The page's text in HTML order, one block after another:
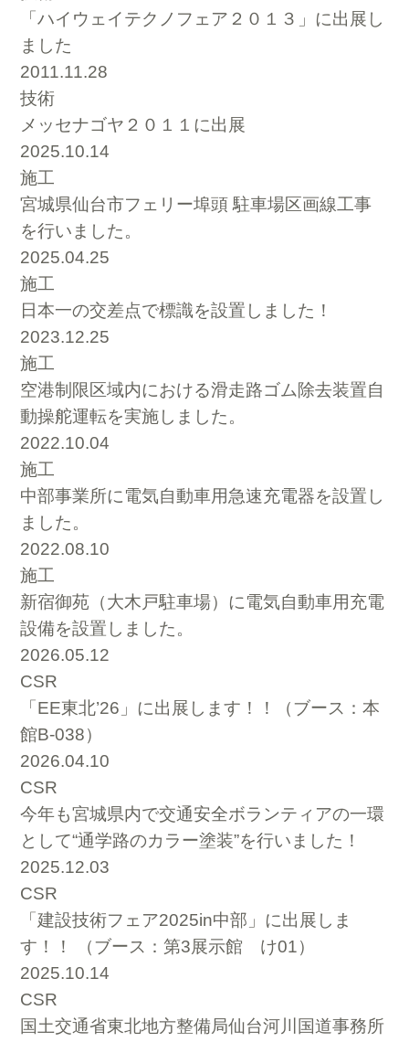
「ハイウェイテクノフェア２０１３」に出展し
ました
2011.11.28
技術
メッセナゴヤ２０１１に出展
2025.10.14
施工
宮城県仙台市フェリー埠頭 駐車場区画線工事
を行いました。
2025.04.25
施工
日本一の交差点で標識を設置しました！
2023.12.25
施工
空港制限区域内における滑走路ゴム除去装置自
動操舵運転を実施しました。
2022.10.04
施工
中部事業所に電気自動車用急速充電器を設置し
ました。
2022.08.10
施工
新宿御苑（大木戸駐車場）に電気自動車用充電
設備を設置しました。
2026.05.12
CSR
「EE東北’26」に出展します！！（ブース：本
館B-038）
2026.04.10
CSR
今年も宮城県内で交通安全ボランティアの一環
として“通学路のカラー塗装”を行いました！
2025.12.03
CSR
「建設技術フェア2025in中部」に出展しま
す！！ （ブース：第3展示館 け01）
2025.10.14
CSR
国土交通省東北地方整備局仙台河川国道事務所